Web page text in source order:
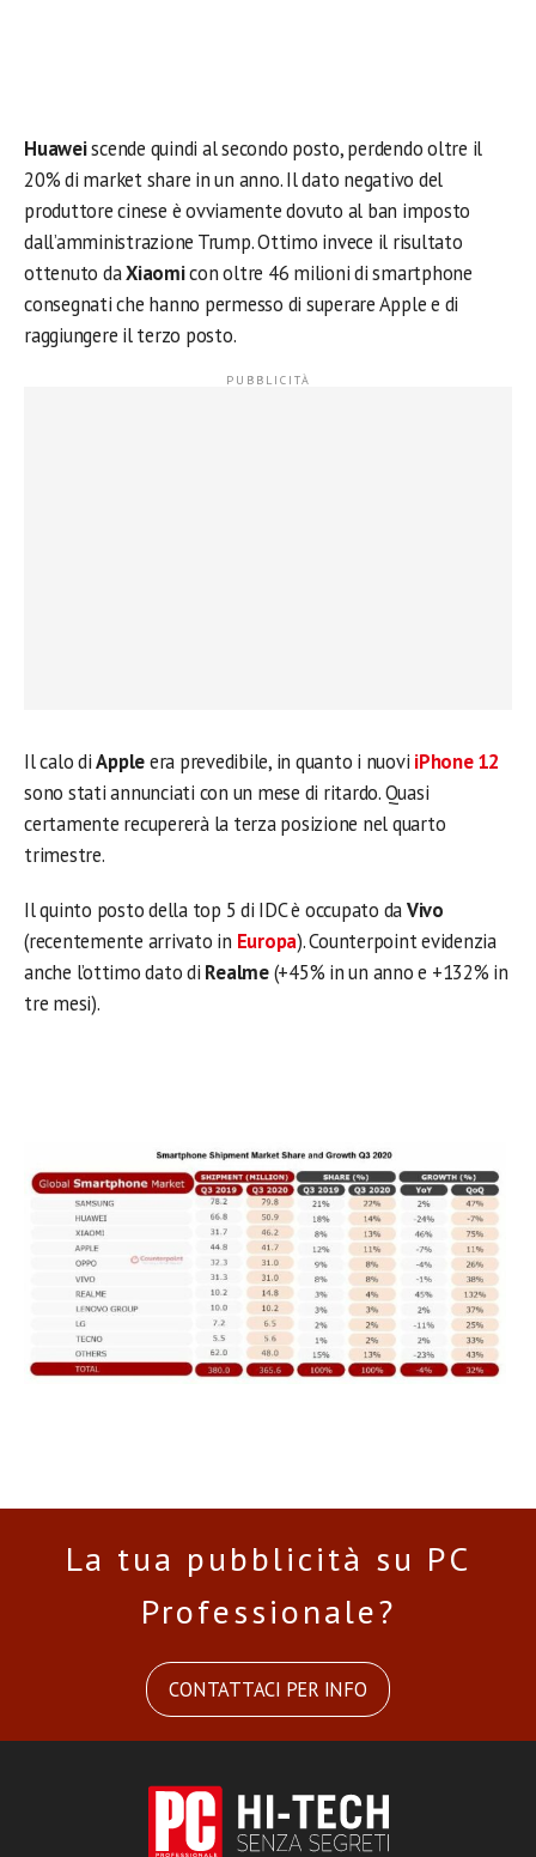
Huaweiscende quindi al secondo posto, perdendo oltre il
20% di market share in un anno. Il dato negativo del
produttore cinese è ovviamente dovuto al ban imposto
dall’amministrazione Trump. Ottimo invece il risultato
ottenuto daXiaomicon oltre 46 milioni di smartphone
consegnati che hanno permesso di superare Apple e di
raggiungere il terzo posto.
Il calo diAppleera prevedibile, in quanto i nuovi iPhone 12
sono stati annunciati con un mese di ritardo. Quasi
certamente recupererà la terza posizione nel quarto
trimestre.
Il quinto posto della top 5 di IDC è occupato daVivo
(recentemente arrivato in Europa). Counterpoint evidenzia
anche l’ottimo dato di Realme(+45% in un anno e +132% in
tre mesi).
La tua pubblicità su PC
Professionale?
CONTATTACI PER INFO